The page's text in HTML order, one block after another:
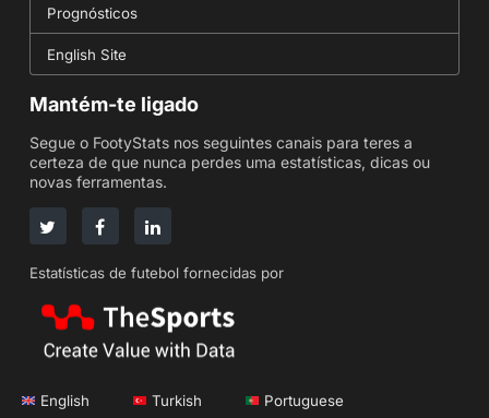
Prognósticos
English Site
Mantém-te ligado
Segue o FootyStats nos seguintes canais para teres a
certeza de que nunca perdes uma estatísticas, dicas ou
novas ferramentas.
Estatísticas de futebol fornecidas por
English Turkish Portuguese